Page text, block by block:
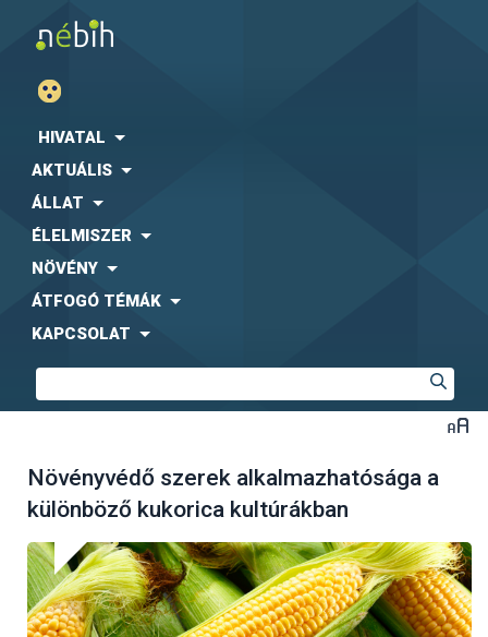
HIVATAL
AKTUÁLIS
ÁLLAT
ÉLELMISZER
NÖVÉNY
ÁTFOGÓ TÉMÁK
KAPCSOLAT
Növényvédő szerek alkalmazhatósága a
különböző kukorica kultúrákban